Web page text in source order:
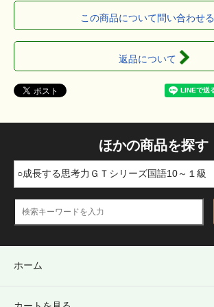
この商品について問い合わせる
返品について
ほかの商品を探す
ホーム